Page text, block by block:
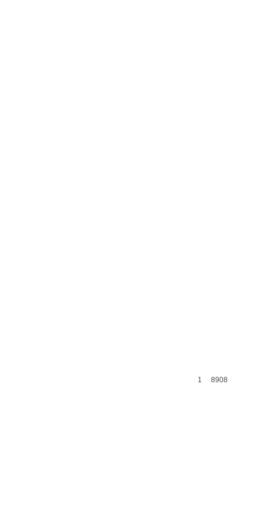
1 8908